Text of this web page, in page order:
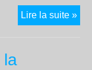
Lire la suite »
de
la